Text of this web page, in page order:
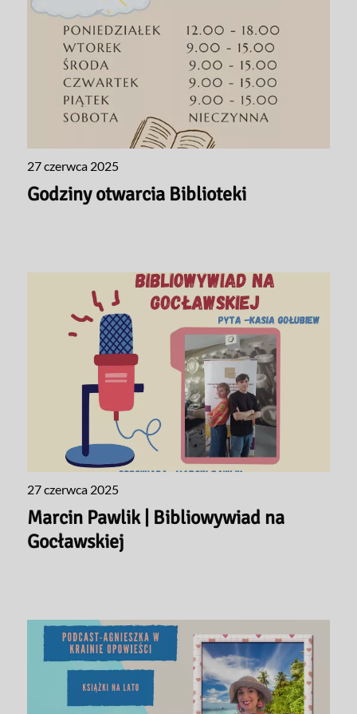
27 czerwca 2025
Godziny otwarcia Biblioteki
27 czerwca 2025
Marcin Pawlik | Bibliowywiad na
Gocławskiej